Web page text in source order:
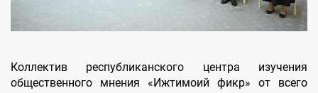
Коллектив республиканского центра изучения
общественного мнения «Ижтимоий фикр» от всего